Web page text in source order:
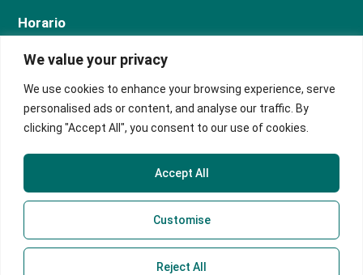
We value your privacy
We use cookies to enhance your browsing experience, serve
personalised ads or content, and analyse our traffic. By
clicking "Accept All", you consent to our use of cookies.
Customise
Reject All
Accept All
Horario
Lunes a jueves de 7:00 a.m a 5:00 p.m. Viernes de
7:00 a.m a 3:00 p.m
Salas de negocios
Lunes a domingo de 9:00 a.m. a 5:00 p.m.